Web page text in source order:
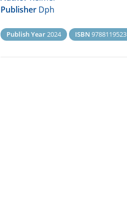
Publisher Dph
Publish Year2024 ISBN